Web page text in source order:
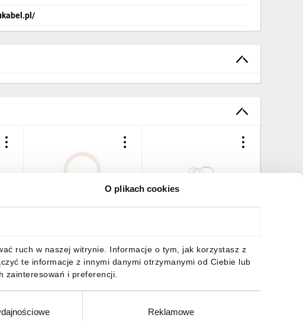
O plikach cookies
ruch w naszej witrynie. Informacje o tym, jak korzystasz z
te informacje z innymi danymi otrzymanymi od Ciebie lub
zainteresowań i preferencji.
Reklamowe
126,69 złbrutto
/100szt./
132,84 zł brutto